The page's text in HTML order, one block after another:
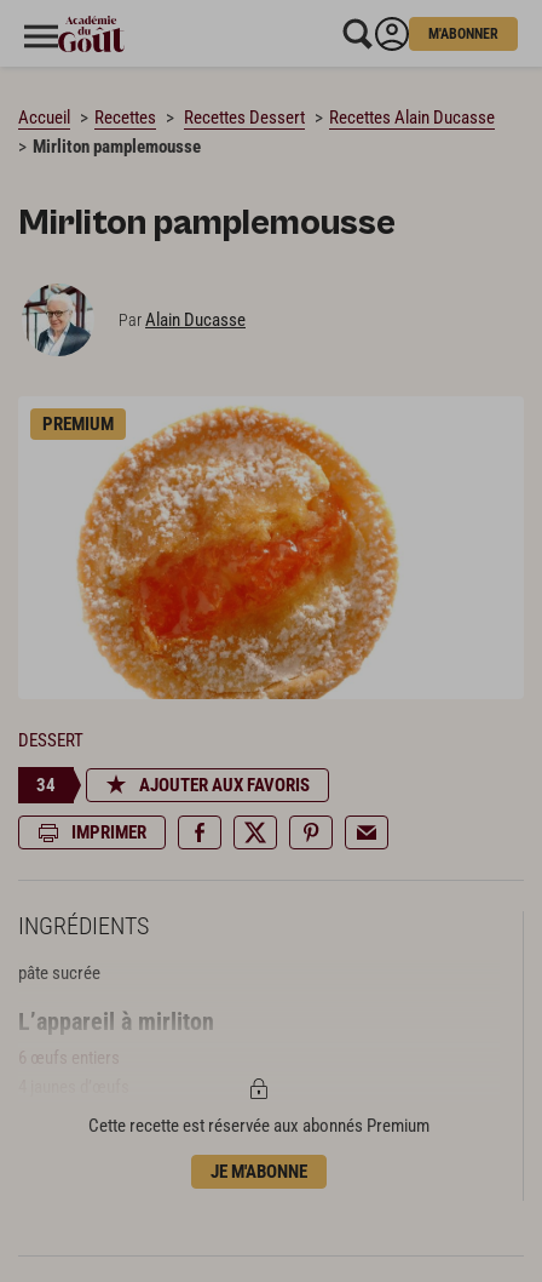
M'ABONNER
Accueil Recettes Recettes Dessert
Recettes Alain Ducasse
Mirliton pamplemousse
Mirliton pamplemousse
ParAlain Ducasse
PREMIUM
DESSERT
34 AJOUTER AUX FAVORIS
IMPRIMER
INGRÉDIENTS
pâte sucrée
L’appareil à mirliton
6 œufs entiers
30 g de poudre à crème
Cette recette est réservée aux abonnés Premium
JE M'ABONNE
CHARGEMENT…